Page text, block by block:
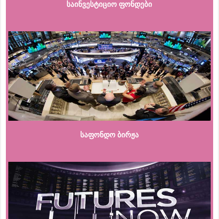
საინვესტიციო ფონდები
საფონდო ბირჟა